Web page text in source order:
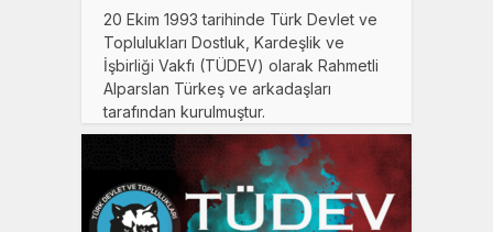
20 Ekim 1993 tarihinde Türk Devlet ve
Toplulukları Dostluk, Kardeşlik ve
İşbirliği Vakfı (TÜDEV) olarak Rahmetli
Alparslan Türkeş ve arkadaşları
tarafından kurulmuştur.